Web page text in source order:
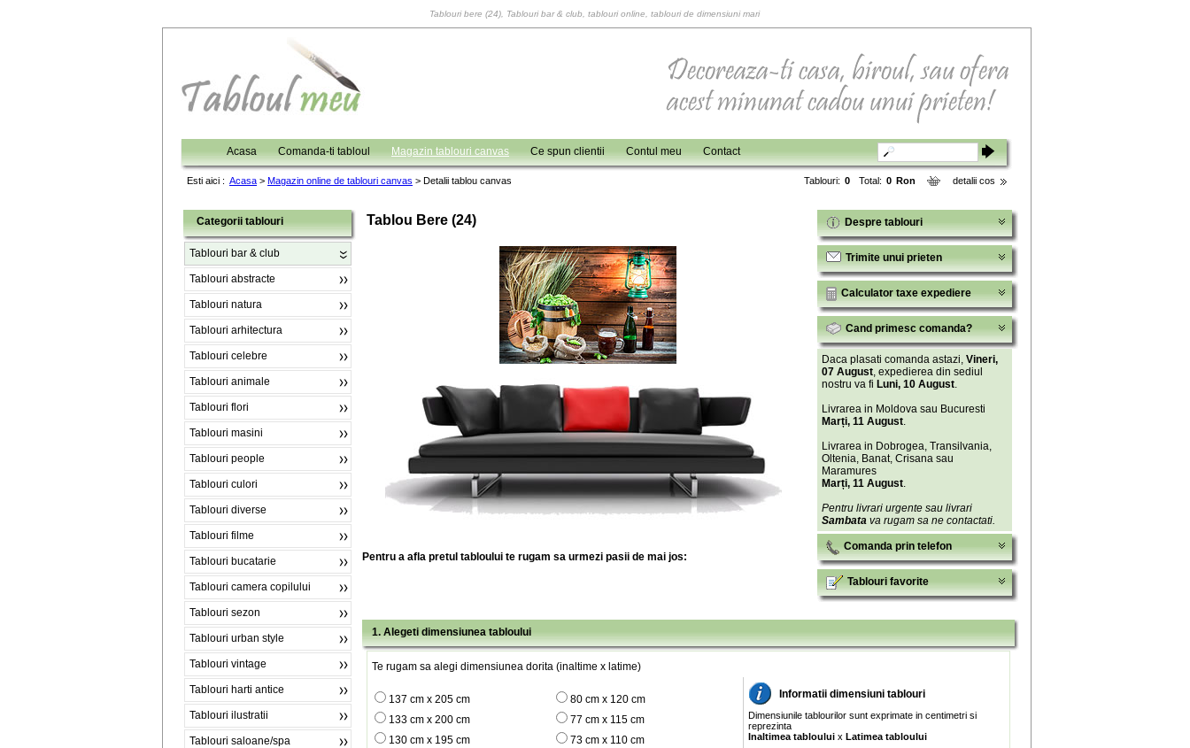
Tablouri bere (24), Tablouri bar & club, tablouri online, tablouri de dimensiuni mari
Acasa Comanda-ti tabloul Magazin tablouri canvas Ce spun clientii Contul meu Contact
Esti aici : Acasa > Magazin online de tablouri canvas > Detalii tablou canvas detalii cos
Tablouri: 0 Total: 0 Ron
Categorii tablouri
Tablouri bar & club
Tablouri abstracte
Tablouri natura
Tablouri arhitectura
Tablouri celebre
Tablouri animale
Tablouri flori
Tablouri masini
Tablouri people
Tablouri culori
Tablouri diverse
Tablouri filme
Tablouri bucatarie
Tablouri camera copilului
Tablouri sezon
Tablouri urban style
Tablouri vintage
Tablouri harti antice
Tablouri ilustratii
Tablouri saloane/spa
Tablou Bere (24) Despre tablouri
Trimite unui prieten
Calculator taxe expediere
Cand primesc comanda?
Daca plasati comanda astazi, Vineri,
07 August, expedierea din sediul
nostru va fi Luni, 10 August.
Livrarea in Moldova sau Bucuresti
Marți, 11 August.
Livrarea in Dobrogea, Transilvania,
Oltenia, Banat, Crisana sau
Maramures
Marți, 11 August.
Pentru livrari urgente sau livrari
Sambata va rugam sa ne contactati.
Comanda prin telefon
Tablouri favorite
Pentru a afla pretul tabloului te rugam sa urmezi pasii de mai jos:
1. Alegeti dimensiunea tabloului
Te rugam sa alegi dimensiunea dorita (inaltime x latime)
137 cm x 205 cm
80 cm x 120 cm
133 cm x 200 cm
77 cm x 115 cm
130 cm x 195 cm
73 cm x 110 cm
Informatii dimensiuni tablouri
Dimensiunile tablourilor sunt exprimate in centimetri si
reprezinta
Inaltimea tabloului x Latimea tabloului